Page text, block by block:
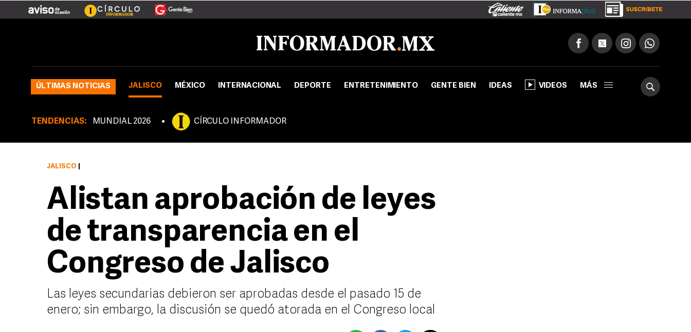
ÚLTIMAS NOTICIAS JALISCO MÉXICO INTERNACIONAL DEPORTE ENTRETENIMIENTO GENTE BIEN IDEAS VIDEOS MÁS
TENDENCIAS: MUNDIAL 2026 CÍRCULO INFORMADOR
JALISCO
Alistan aprobación de leyes
de transparencia en el
Congreso de Jalisco
Las leyes secundarias debieron ser aprobadas desde el pasado 15 de
enero; sin embargo, la discusión se quedó atorada en el Congreso local